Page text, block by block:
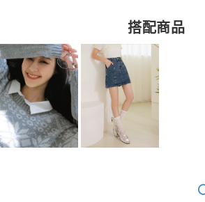
搭配商品